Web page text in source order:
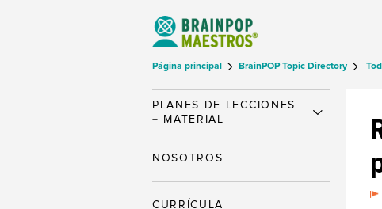
Página principal BrainPOP Topic Directory
PLANES DE LECCIONES
+ MATERIAL
NOSOTROS
CURRÍCULA